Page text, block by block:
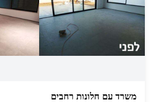
משרד עם חלונות רחבים